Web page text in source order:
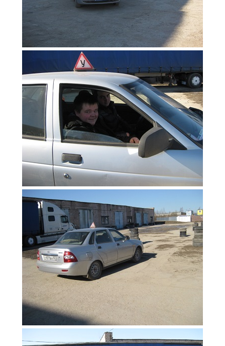
СВЕДЕНИЯ ОБ ОБРАЗОВАТЕЛЬНОЙ ОРГАНИЗАЦИИ
Основные сведения
Структура и органы управления образовательной
Документы
Образование
Образовательные стандарты и требования
Руководство
Педагогический состав
Материально-техническое обеспечение и
оснащенность образовательного процесса.
Доступная среда
Стипендии и меры поддержки обучающихся
Платные образовательные услуги
Финансово-хозяйственная деятельность
Вакантные места для приёма (перевода)
Международное сотрудничество
Организация питания в образовательной
организации
УЧЕБНАЯ РАБОТА
Расписание занятий
Заочное отделение
Локальные акты